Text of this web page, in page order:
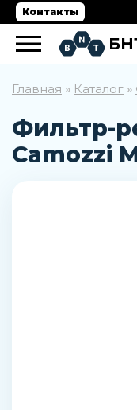
Контакты
Главная » Каталог »
Фильтр-
Camozzi